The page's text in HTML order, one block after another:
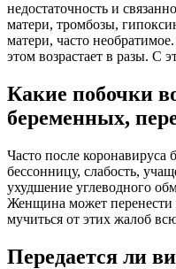
недостаточность и
матери, тромбозы,
матери, часто
этом возрастает в разы. С
Какие побочки
беременных,
Часто после
бессонницу, слабость,
ухудшение углеводного
Женщина может перенести
мучиться от этих жалоб
Передается ли